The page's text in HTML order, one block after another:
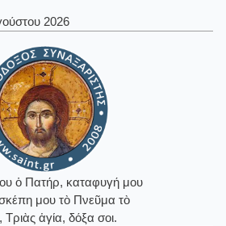
2026
ὁ Πατήρ, καταφυγή μου
μου τὸ Πνεῦμα τὸ
Τριὰς ἁγία, δόξα σοι.